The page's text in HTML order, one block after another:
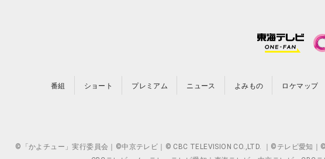
番組 ショート プレミアム ニュース よみもの ロケマップ
©「かよチュー」実行委員会｜©中京テレビ｜© CBC TELEVISION CO.,LTD. ｜©テレビ愛知